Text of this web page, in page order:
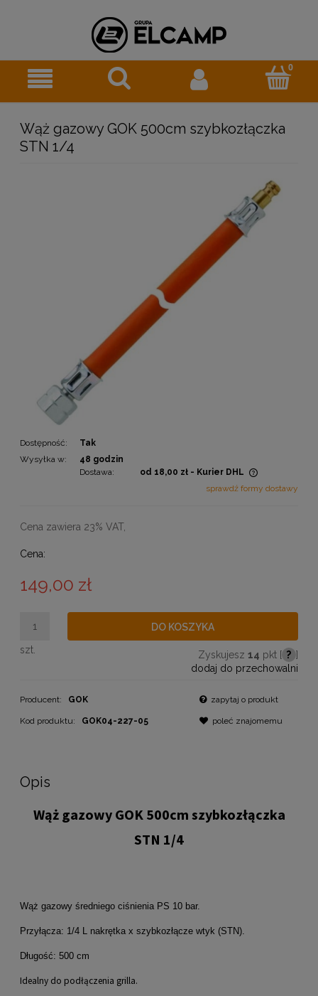
Wąż gazowy GOK 500cm szybkozłączka
STN 1/4
Dostępność:
Tak
Wysyłka w:
48 godzin
Dostawa:
od 18,00 zł - Kurier DHL
Cena nie zawiera ewentualnych kosztów płatności
sprawdź formy dostawy
Cena zawiera 23% VAT,
Cena:
149,00 zł
szt.
DO KOSZYKA
Zyskujesz 14 pkt [ ? ]
dodaj do przechowalni
Producent: GOK
Kod produktu: GOK04-227-05
zapytaj o produkt
poleć znajomemu
Opis
Wąż gazowy GOK 500cm szybkozłączka
STN 1/4
Wąż gazowy średniego ciśnienia PS 10 bar.
Przyłącza: 1/4 L nakrętka x szybkozłącze wtyk (STN).
Długość: 500 cm
Idealny do podłączenia grilla.